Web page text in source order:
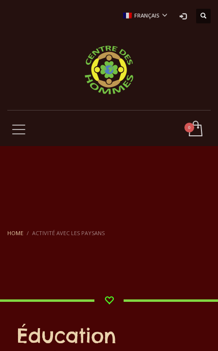
FRANÇAIS
HOME ACTIVITÉ AVEC LES PAYSANS
Éducation